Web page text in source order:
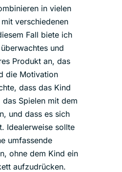
in vielen
verschiedenen
Fall biete ich
und
Produkt an, das
die Motivation
dass das Kind
Spielen mit dem
und dass es sich
Idealerweise sollte
umfassende
ohne dem Kind ein
aufzudrücken.